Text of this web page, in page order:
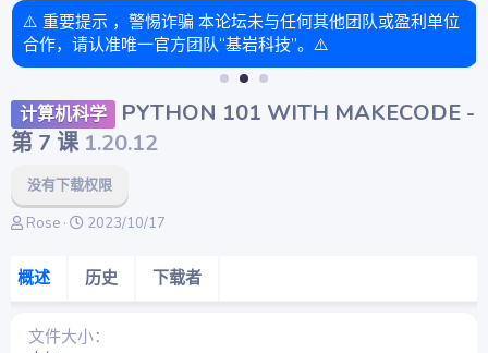
⚠️ 重要提示 ，警惕诈骗 本论坛未与任何其他团队或盈利单位
合作，请认准唯一官方团队“基岩科技”。⚠️
计算机科学
PYTHON 101 WITH MAKECODE -
第 7 课 1.20.12
没有下载权限
作
Rose
创
期
2023/10/17
概述 历史 下载者
文件大小